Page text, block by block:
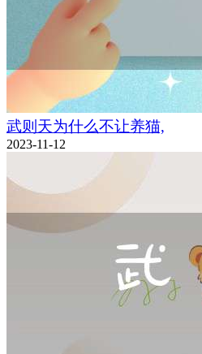
武则天为什么不让养猫,
2023-11-12